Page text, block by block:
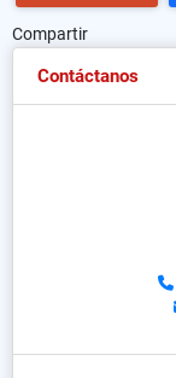
Compartir
Contáctanos